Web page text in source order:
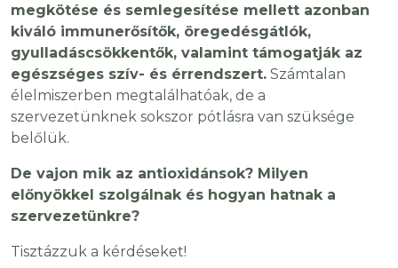
megkötése és semlegesítése mellett azonban
kiváló immunerősítők, öregedésgátlók,
gyulladáscsökkentők, valamint támogatják az
egészséges szív- és érrendszert. Számtalan
élelmiszerben megtalálhatóak, de a
szervezetünknek sokszor pótlásra van szüksége
belőlük.
De vajon mik az antioxidánsok? Milyen
előnyökkel szolgálnak és hogyan hatnak a
szervezetünkre?
Tisztázzuk a kérdéseket!